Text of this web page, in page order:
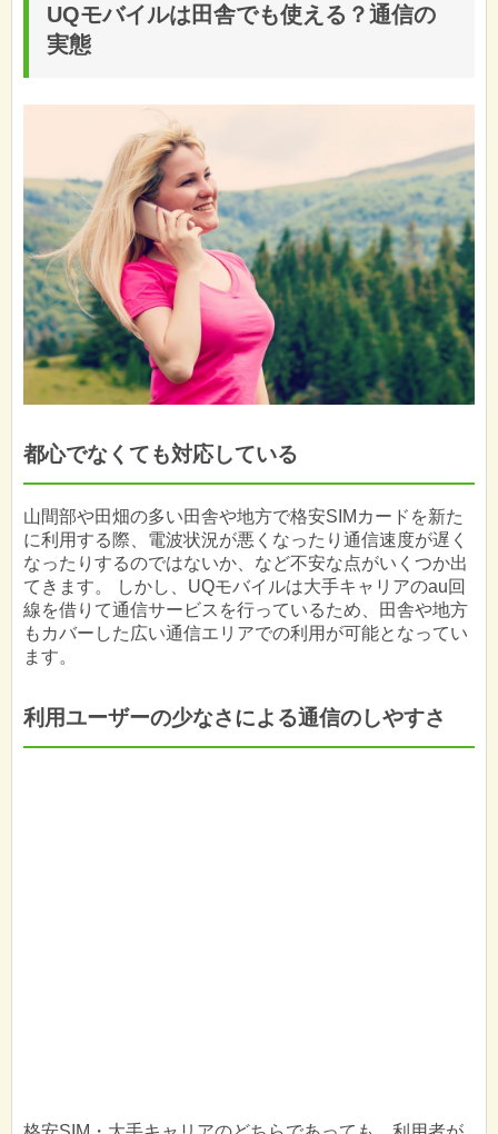
UQモバイルは田舎でも使える？通信の
実態
都心でなくても対応している
山間部や田畑の多い田舎や地方で格安SIMカードを新た
に利用する際、電波状況が悪くなったり通信速度が遅く
なったりするのではないか、など不安な点がいくつか出
てきます。 しかし、UQモバイルは大手キャリアのau回
線を借りて通信サービスを行っているため、田舎や地方
もカバーした広い通信エリアでの利用が可能となってい
ます。
利用ユーザーの少なさによる通信のしやすさ